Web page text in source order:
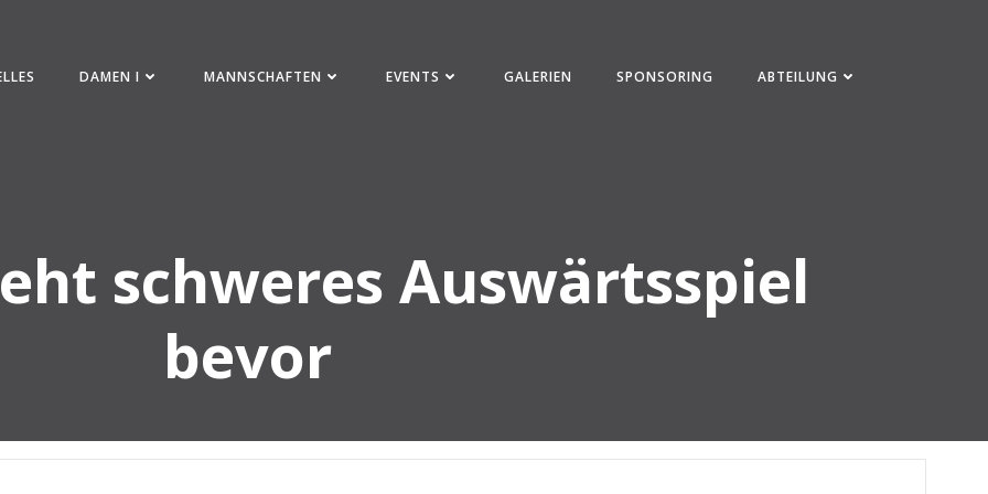
DAMEN I MANNSCHAFTEN EVENTS GALERIEN SPONSORING ABTEILUNG
schweres Auswärtsspiel
bevor